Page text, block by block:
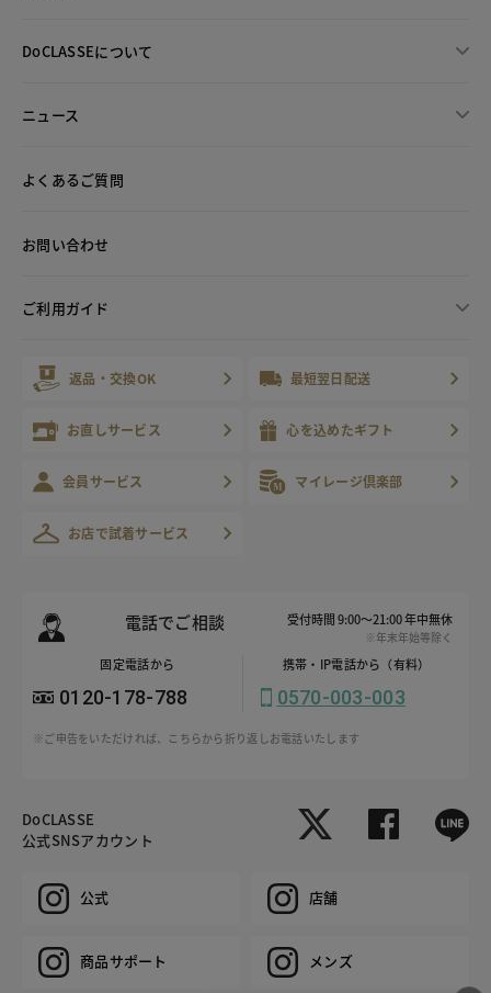
DoCLASSEについて
ニュース
よくあるご質問
お問い合わせ
ご利用ガイド
返品・交換OK 最短翌日配送
お直しサービス 心を込めたギフト
会員サービス マイレージ倶楽部
お店で試着サービス
電話でご相談 受付時間 9:00～21:00 年中無休
※年末年始等除く
固定電話から
0120-178-788
携帯・IP電話から（有料）
0570-003-003
※ご申告をいただければ、こちらから折り返しお電話いたします
DoCLASSE
公式SNSアカウント
公式 店舗
商品サポート メンズ